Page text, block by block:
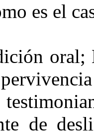
es el
oral;
de